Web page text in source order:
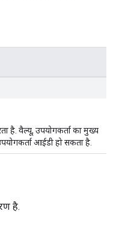
है. वैल्यू, उपयोगकर्ता का मुख्य
आईडी हो सकता है.
है.